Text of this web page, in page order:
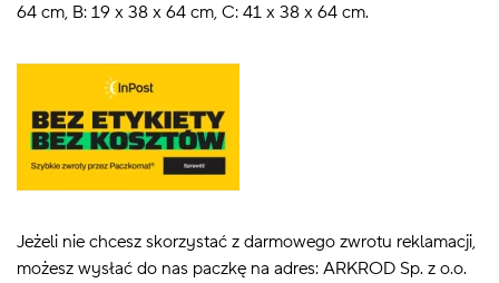
64 cm, B: 19 x 38 x 64 cm, C: 41 x 38 x 64 cm.
Jeżeli nie chcesz skorzystać z darmowego zwrotu reklamacji,
możesz wysłać do nas paczkę na adres: ARKROD Sp. z o.o.